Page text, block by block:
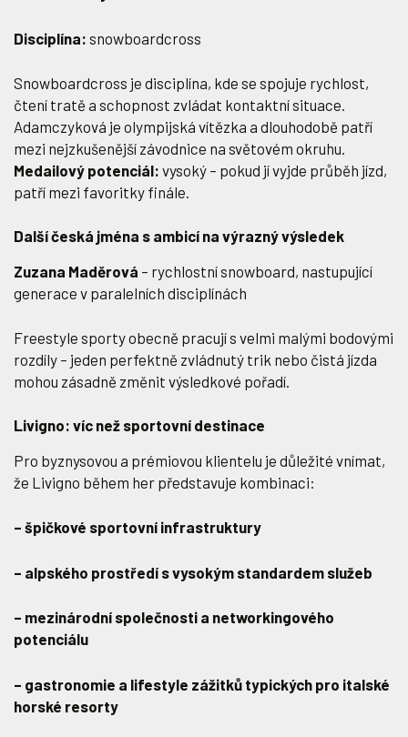
Disciplína: snowboardcross
Snowboardcross je disciplína, kde se spojuje rychlost,
čtení tratě a schopnost zvládat kontaktní situace.
Adamczyková je olympijská vítězka a dlouhodobě patří
mezi nejzkušenější závodnice na světovém okruhu.
Medailový potenciál: vysoký – pokud jí vyjde průběh jízd,
patří mezi favoritky finále.
Další česká jména s ambicí na výrazný výsledek
Zuzana Maděrová – rychlostní snowboard, nastupující
generace v paralelních disciplínách
Freestyle sporty obecně pracují s velmi malými bodovými
rozdíly – jeden perfektně zvládnutý trik nebo čistá jízda
mohou zásadně změnit výsledkové pořadí.
Livigno: víc než sportovní destinace
Pro byznysovou a prémiovou klientelu je důležité vnímat,
že Livigno během her představuje kombinaci:
– špičkové sportovní infrastruktury
– alpského prostředí s vysokým standardem služeb
– mezinárodní společnosti a networkingového
potenciálu
– gastronomie a lifestyle zážitků typických pro italské
horské resorty